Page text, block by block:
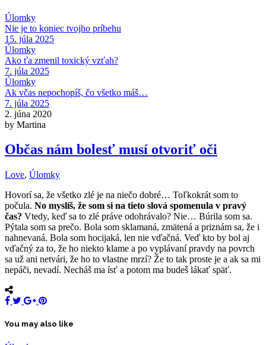
Úlomky
Nie je to koniec tvojho príbehu
15. júla 2025
Úlomky
Ako ťa zmenil toxický vzťah?
7. júla 2025
Úlomky
Ak včas nepochopíš, čo všetko máš…
7. júla 2025
2. júna 2020
by Martina
Občas nám bolesť musí otvoriť oči
Love, Úlomky
Hovorí sa, že všetko zlé je na niečo dobré… Toľkokrát som to
počula. No myslíš, že som si na tieto slová spomenula v pravý
čas? Vtedy, keď sa to zlé práve odohrávalo? Nie… Búrila som sa.
Pýtala som sa prečo. Bola som sklamaná, zmätená a priznám sa, že i
nahnevaná. Bola som hocijaká, len nie vďačná. Veď kto by bol aj
vďačný za to, že ho niekto klame a po vyplávaní pravdy na povrch
sa už ani netvári, že ho to vlastne mrzí? Že to tak proste je a ak sa mi
nepáči, nevadí. Necháš ma ísť a potom ma budeš lákať späť.
You may also like